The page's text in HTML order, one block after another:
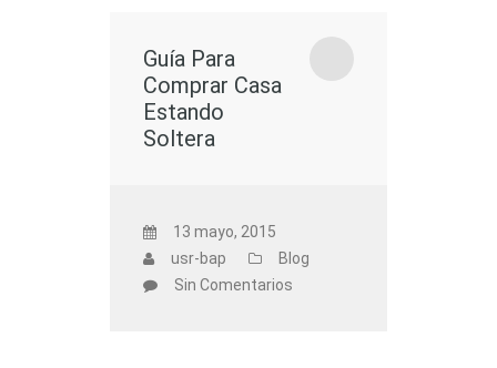
Guía Para
Comprar Casa
Estando
Soltera
13 mayo, 2015
usr-bap
Blog
Sin Comentarios